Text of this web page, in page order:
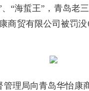
“海蜇王”，青岛老
商贸有限公司被罚
管理局向青岛华怡